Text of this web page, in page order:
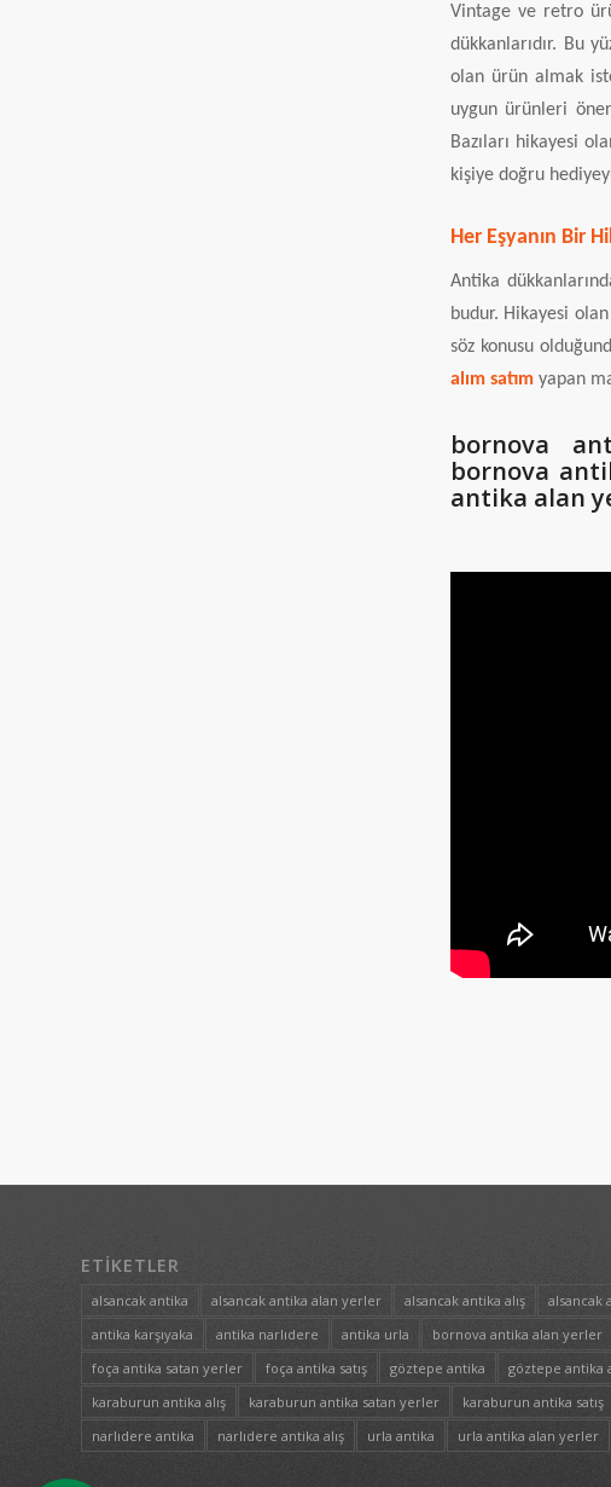
Vintage ve retro
dükkanlarıdır. Bu
olan ürün almak
uygun ürünleri
Bazıları hikayesi
kişiye doğru
Her Eşyanın Bir
Antika
budur. Hikayesi
söz konusu
alım satım yapan
bornova
bornova
antika alan
ETIKETLER
alsancak antika alsancak antika alan yerler alsancak antika alış alsancak
antika karşıyaka
antika narlıdere antika urla bornova antika alan yerler
foça antika satan yerler
foça antika satış göztepe antika göztepe antika
karaburun antika alış
karaburun antika satan yerler karaburun antika satış
narlıdere antika
narlıdere antika alış urla antika urla antika alan yerler